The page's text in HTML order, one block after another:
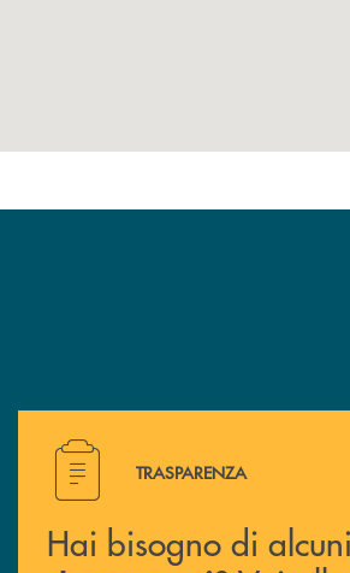
Hai bisogno di alcuni
TRASPARENZA
Hai bisogno di alcuni